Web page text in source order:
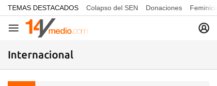
common.go-to-content
TEMAS DESTACADOS Colapso del SEN Donaciones
Navegación
Internacional